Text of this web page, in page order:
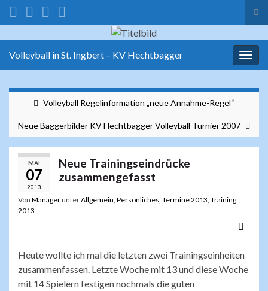
Volleyball in St. Ingbert – KV Hechtbagger
Volleyball Regelinformation „neue Annahme-Regel“
Neue Baggerbilder KV Hechtbagger Volleyball Turnier 2007
MAI
07
2013
Neue Trainingseindrücke
zusammengefasst
Von ManagerunterAllgemein Persönliches Termine 2013 Training
2013
Heute wollte ich mal die letzten zwei Trainingseinheiten
zusammenfassen. Letzte Woche mit 13 und diese Woche
mit 14 Spielern festigen nochmals die guten